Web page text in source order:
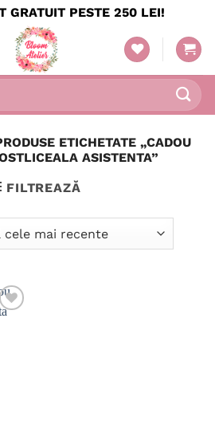
GRATUIT PESTE 250 LEI!
ETICHETATE „CADOU
ASISTENTA”
FILTREAZĂ